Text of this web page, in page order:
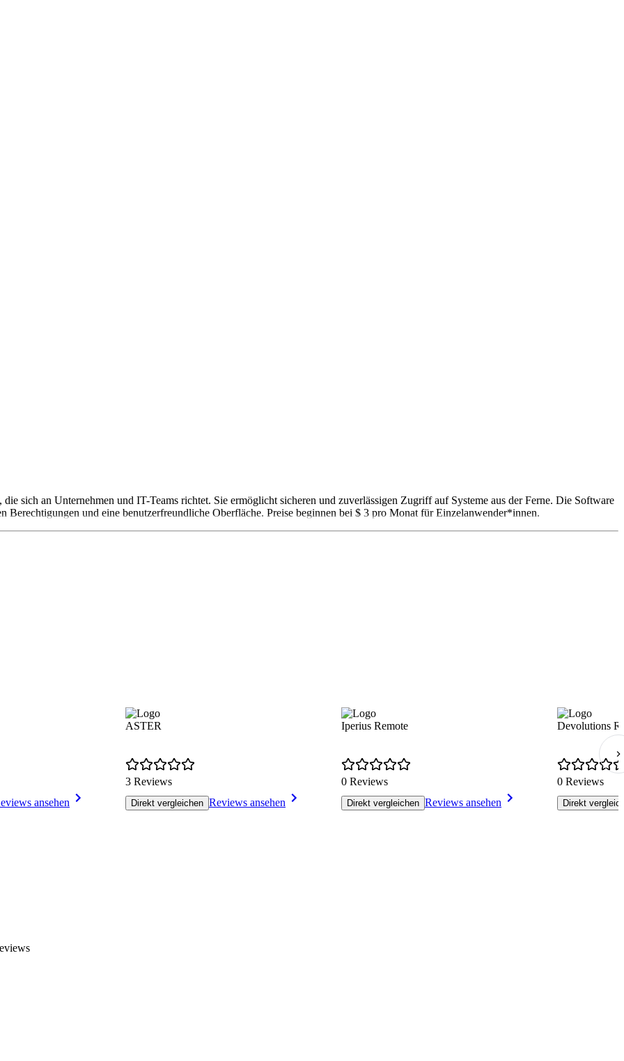
sich an Unternehmen und IT-Teams richtet. Sie ermöglicht sicheren und zuverlässigen Zugriff auf Systeme aus der Ferne. Die Software
Berechtigungen und eine benutzerfreundliche Oberfläche. Preise beginnen bei $ 3 pro Monat für Einzelanwender*innen.
ansehen
ASTER
3 Reviews
Direkt vergleichen Reviews ansehen
Iperius Remote
0 Reviews
Direkt vergleichen Reviews ansehen
Devolutions
0 Reviews
Direkt